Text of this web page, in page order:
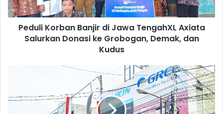
Salurkan
Donasi
Grobogan,
Peduli Korban Banjir di Jawa TengahXL Axiata
Salurkan Donasi ke Grobogan, Demak, dan
Kudus
Patung